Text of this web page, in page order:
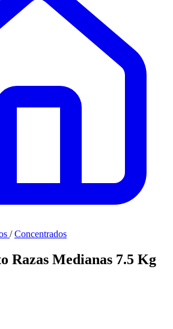
/ Concentrados
Razas Medianas 7.5 Kg